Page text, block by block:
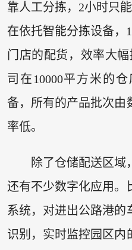
靠人工分拣，2小时只
在依托智能分拣设备，
门店的配货，效率大
司在10000平方米的
备，所有的产品批次由
率低。
除了仓储配送区域
还有不少数字化应用。
系统，对进出公路港的
识别，实时监控园区内